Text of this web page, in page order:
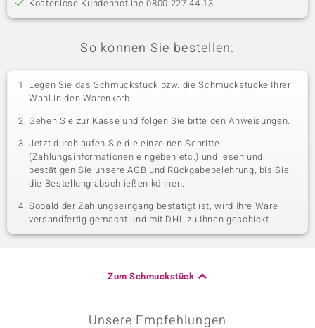
Kostenlose Kundenhotline 0800 227 44 13
So können Sie bestellen:
Legen Sie das Schmuckstück bzw. die Schmuckstücke Ihrer
Wahl in den Warenkorb.
Gehen Sie zur Kasse und folgen Sie bitte den Anweisungen.
Jetzt durchlaufen Sie die einzelnen Schritte
(Zahlungsinformationen eingeben etc.) und lesen und
bestätigen Sie unsere AGB und Rückgabebelehrung, bis Sie
die Bestellung abschließen können.
Sobald der Zahlungseingang bestätigt ist, wird Ihre Ware
versandfertig gemacht und mit DHL zu Ihnen geschickt.
Zum Schmuckstück
Unsere Empfehlungen